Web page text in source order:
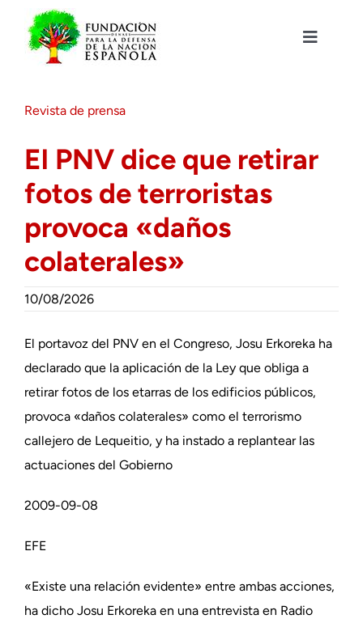
contenido
Toggle
Actualidad
Actividades
Colabora
Revista de prensa
El PNV dice que retirar
fotos de terroristas
provoca «daños
colaterales»
10/08/2026
El portavoz del PNV en el Congreso, Josu Erkoreka ha
declarado que la aplicación de la Ley que obliga a
retirar fotos de los etarras de los edificios públicos,
provoca «daños colaterales» como el terrorismo
callejero de Lequeitio, y ha instado a replantear las
actuaciones del Gobierno
2009-09-08
EFE
«Existe una relación evidente» entre ambas acciones,
ha dicho Josu Erkoreka en una entrevista en Radio